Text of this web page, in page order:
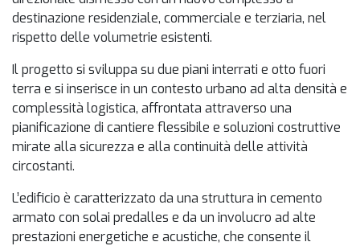
destinazione residenziale, commerciale e terziaria, nel
rispetto delle volumetrie esistenti.
Il progetto si sviluppa su due piani interrati e otto fuori
terra e si inserisce in un contesto urbano ad alta densità e
complessità logistica, affrontata attraverso una
pianificazione di cantiere flessibile e soluzioni costruttive
mirate alla sicurezza e alla continuità delle attività
circostanti.
L’edificio è caratterizzato da una struttura in cemento
armato con solai predalles e da un involucro ad alte
prestazioni energetiche e acustiche, che consente il